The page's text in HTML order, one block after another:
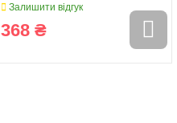
Залишити відгук
368 ₴